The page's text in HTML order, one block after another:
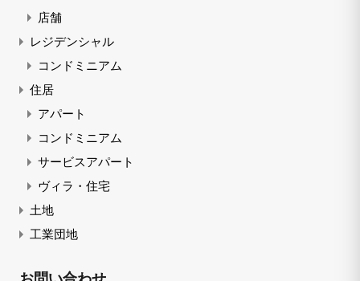
店舗
レジデンシャル
コンドミニアム
住居
アパート
コンドミニアム
サービスアパート
ヴィラ・住宅
土地
工業団地